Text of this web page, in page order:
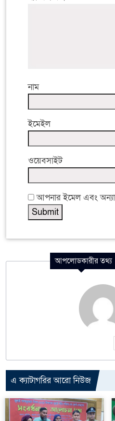
নাম
ইমেইল
ওয়েবসাইট
আপনার ইমেল এবং
আপলোডকারীর তথ্য
এ ক্যাটাগরির আরো নিউজ